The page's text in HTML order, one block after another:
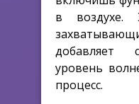
в воздухе.
добавляет
уровень
процесс.